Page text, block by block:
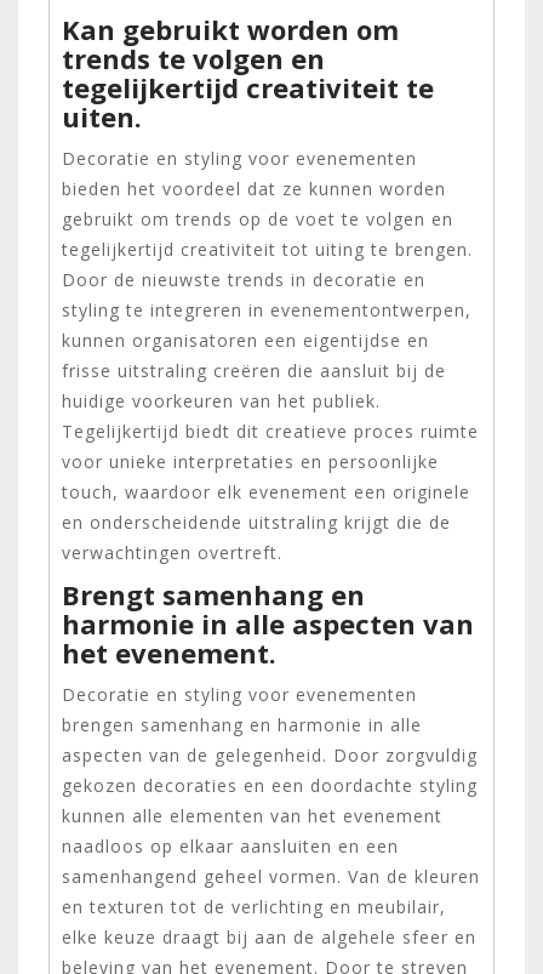
Kan gebruikt worden om
trends te volgen en
tegelijkertijd creativiteit te
uiten.
Decoratie en styling voor evenementen
bieden het voordeel dat ze kunnen worden
gebruikt om trends op de voet te volgen en
tegelijkertijd creativiteit tot uiting te brengen.
Door de nieuwste trends in decoratie en
styling te integreren in evenementontwerpen,
kunnen organisatoren een eigentijdse en
frisse uitstraling creëren die aansluit bij de
huidige voorkeuren van het publiek.
Tegelijkertijd biedt dit creatieve proces ruimte
voor unieke interpretaties en persoonlijke
touch, waardoor elk evenement een originele
en onderscheidende uitstraling krijgt die de
verwachtingen overtreft.
Brengt samenhang en
harmonie in alle aspecten van
het evenement.
Decoratie en styling voor evenementen
brengen samenhang en harmonie in alle
aspecten van de gelegenheid. Door zorgvuldig
gekozen decoraties en een doordachte styling
kunnen alle elementen van het evenement
naadloos op elkaar aansluiten en een
samenhangend geheel vormen. Van de kleuren
en texturen tot de verlichting en meubilair,
elke keuze draagt bij aan de algehele sfeer en
beleving van het evenement. Door te streven